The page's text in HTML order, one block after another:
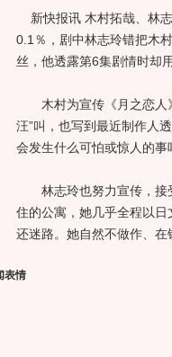
新快报讯 木村拓哉、林
0.1％，剧中林志玲错把木
丝，他透露第6集剧情时却
木村为宣传《月之恋人》
汪”叫，也写到最近制作人
会发生什么可怕或惊人的事
林志玲也努力宣传，接
住的公寓，她几乎全程以
还迷路。她自然不做作、在
表情